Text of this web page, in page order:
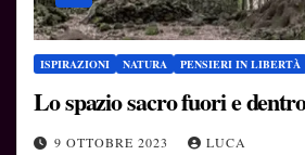
ISPIRAZIONI NATURA PENSIERI IN LIBERTÀ
Lo spazio sacro fuori e
9 OTTOBRE 2023 LUCA